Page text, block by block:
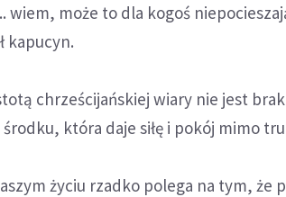
wiem, może to dla kogoś
kapucyn.
chrześcijańskiej wiary nie jest
która daje siłę i pokój mimo
życiu rzadko polega na tym, że